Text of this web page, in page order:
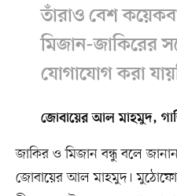
তাঁরাও বেশ
মিজান-জাকিরের
যোগাযোগ করা
জোবায়ের আল মাহমুদ,
জাকির ও মিজান বন্ধু বলে
জোবায়ের আল মাহমুদ।